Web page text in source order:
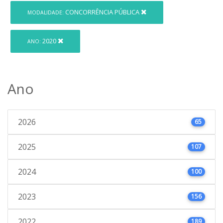
MODALIDADE: CONCORRÊNCIA PÚBLICA
ANO: 2020
Ano
2026 65
2025 107
2024 100
2023 156
189